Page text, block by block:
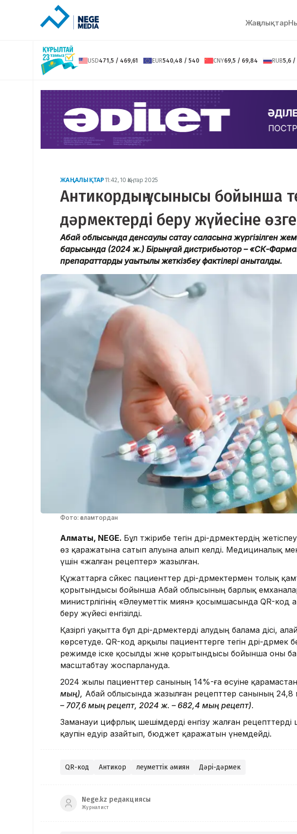
Жаңалықтар
USD471,5 / 469,61 EUR540,48 / 540 CNY69,5 / 69,84 RUB5,6 /
ЖАҢАЛЫҚТАР 11:42, 10 Қаңтар 2025
Антикордың ұсынысы бойынша
дәрмектерді беру жүйесіне
Абай облысында денсаулық сақтау саласына жүргізілген
барысында (2024 ж.) Бірыңғай дистрибьютор – «СК-
препараттарды уақытылы жеткізбеу фактілері анықталды.
Фото: ғаламтордан
Алматы, NEGE. Бұл тәжірибе тегін дәрі-дәрмектердің
өз қаражатына сатып алуына алып келді. Медициналық
үшін «жалған рецептер» жазылған.
Құжаттарға сәйкес пациенттер дәрі-дәрмектермен толық
қорытындысы бойынша Абай облысының барлық
министрлігінің «Әлеуметтік әмиян» қосымшасында QR-код
беру жүйесі енгізілді.
Қазіргі уақытта бұл дәрі-дәрмектерді алудың балама әдісі,
көрсетуде. QR-код арқылы пациенттерге тегін дәрі-дәрмек
режимде іске қосылды және қорытындысы бойынша оны
масштабтау жоспарлануда.
2024 жылы пациенттер санының 14%-ға өсуіне қарамастан
мың), Абай облысында жазылған рецепттер санының 24,8
– 707,6 мың рецепт, 2024 ж. – 682,4 мың рецепт).
Заманауи цифрлық шешімдерді енгізу жалған рецепттерді
қаупін едәуір азайтып, бюджет қаражатын үнемдейді.
QR-код Антикор Әлеуметтік әмиян Дәрі-дәрмек
Nege.kz редакциясы
Журналист